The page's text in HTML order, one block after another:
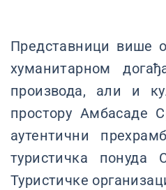
Представници више
хуманитарном
производа, али и
простору Амбасаде
аутентични
туристичка понуда
Туристичке